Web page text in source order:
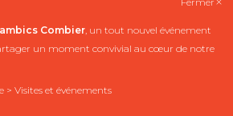
Combier, un tout nouvel événement
un moment convivial au cœur de notre
> Visites et événements